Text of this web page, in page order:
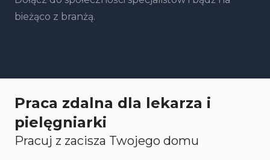
bieżąco z branżą.
Praca zdalna dla lekarza i
pielęgniarki
Pracuj z zacisza Twojego domu